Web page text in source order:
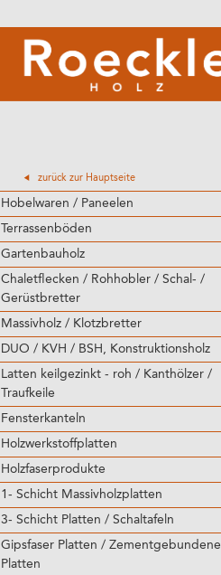
zurück zur Hauptseite
Hobelwaren / Paneelen
Terrassenböden
Gartenbauholz
Chaletflecken / Rohhobler / Schal- /
Gerüstbretter
Massivholz / Klotzbretter
DUO / KVH / BSH, Konstruktionsholz
Latten keilgezinkt - roh / Kanthölzer /
Traufkeile
Fensterkanteln
Holzwerkstoffplatten
Holzfaserprodukte
1- Schicht Massivholzplatten
3- Schicht Platten / Schaltafeln
Gipsfaser Platten / Zementgebundene
Platten